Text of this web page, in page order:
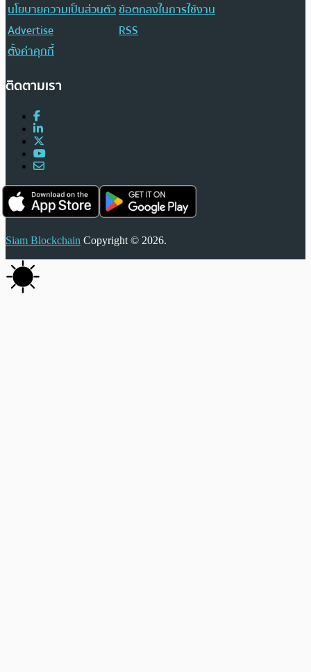
นโยบายความเป็นส่วนตัวข้อตกลงในการใช้งาน
Advertise
RSS
ตั้งค่าคุกกี้
ติดตามเรา
Siam Blockchain Copyright © 2026.